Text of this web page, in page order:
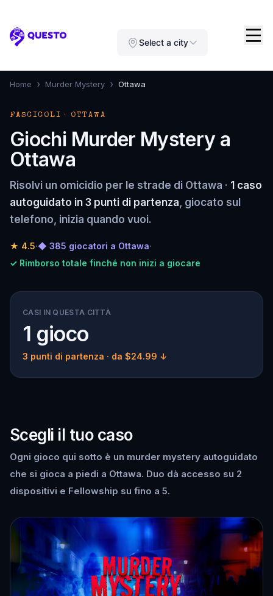
Questo Select a city
Home › Murder Mystery › Ottawa
FASCICOLI · OTTAWA
Giochi Murder Mystery a
Ottawa
Risolvi un omicidio per le strade di Ottawa · 1 caso
autoguidato in 3 punti di partenza, giocato sul
telefono, inizia quando vuoi.
★ 4.5·◆ 385 giocatori a Ottawa·
✓ Rimborso totale finché non inizi a giocare
CASI IN QUESTA CITTÀ
1 gioco
3 punti di partenza · da $24.99 ↓
Scegli il tuo caso
Ogni gioco qui sotto è un murder mystery autoguidato
che si gioca a piedi a Ottawa. Duo dà accesso su 2
dispositivi e Fellowship su fino a 5.